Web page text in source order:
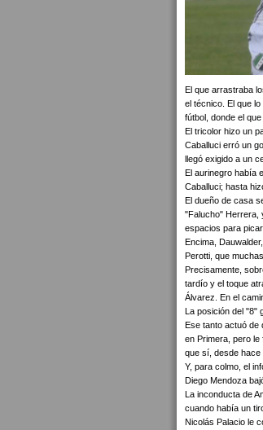
El que arrastraba
el técnico. El que
fútbol, donde el
El tricolor hizo un
Caballuci erró un
llegó exigido a un
El aurinegro había
Caballuci; hasta
El dueño de casa
"Falucho" Herrera,
espacios para
Encima,
Perotti, que
Precisamente,
tardío y el toque
Álvarez. En el
La posición del "8"
Ese tanto actuó de
en Primera, pero
que sí, desde hace
Y, para colmo, el
Diego Mendoza
La inconducta de
cuando había un
Nicolás Palacio le